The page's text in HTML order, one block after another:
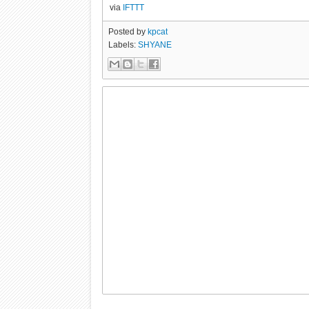
via IFTTT
Posted by kpcat
Labels:SHYANE